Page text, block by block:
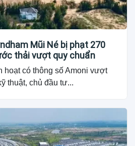
Mũi Né bị phạt 270
thải vượt quy chuẩn
hoạt có thông số Amoni vượt
thuật, chủ đầu tư...